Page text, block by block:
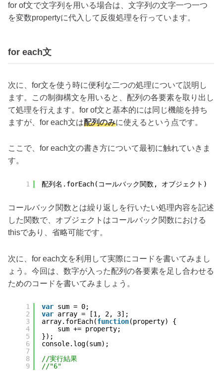
for of文で文字列を用いる場合は、文字列の文字一つ一つ
を変数propertyに代入して反復処理を行っています。
for each文
次に、for文を使う時に便利な二つの処理について説明し
ます。この制御構文を用いると、配列の各要素を取り出し
て処理を行えます。for of文と基本的には同じ機能を持ち
ますが、for each文は配列のみに使えるという点です。
ここで、for each文の書き方について最初に触れていきま
す。
1 配列名.forEach(コールバック関数, オブジェクト)
コールバック関数とは繰り返しを行いたい処理内容を記述
した関数で、オブジェクトはコールバック関数における
thisであり、省略可能です。
次に、for each文を利用して実際にコードを書いてみまし
ょう。今回は、数字が入った配列の各要素を足し合わせる
ためのコードを書いてみましょう。
1
2
3
4
5
6
7
8
9
var sum = 0;
var array = [1, 2, 3];
array.forEach(function(property) {
sum += property;
});
console.log(sum);
//実行結果
//"6"